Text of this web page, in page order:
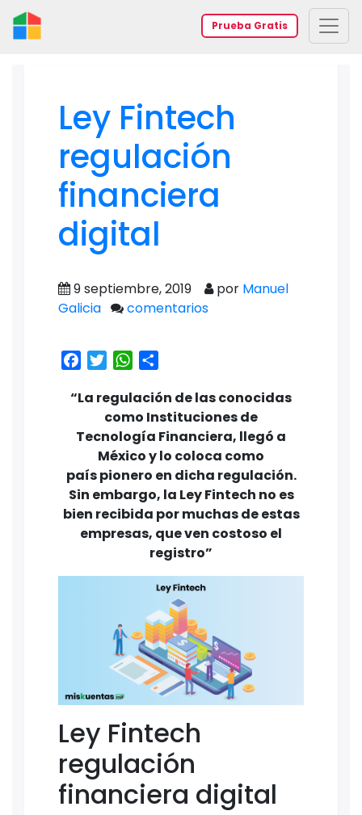
Prueba Gratis
Ley Fintech
regulación
financiera
digital
9 septiembre, 2019 por Manuel
Galicia
comentarios
Facebook
TwitterWhatsApp
“La regulación de las conocidas
como Instituciones de
Tecnología Financiera, llegó a
México y lo coloca como
país pionero en dicha regulación.
Sin embargo, la Ley Fintech no es
bien recibida por muchas de estas
empresas, que ven costoso el
registro”
Ley Fintech
regulación
financiera digital